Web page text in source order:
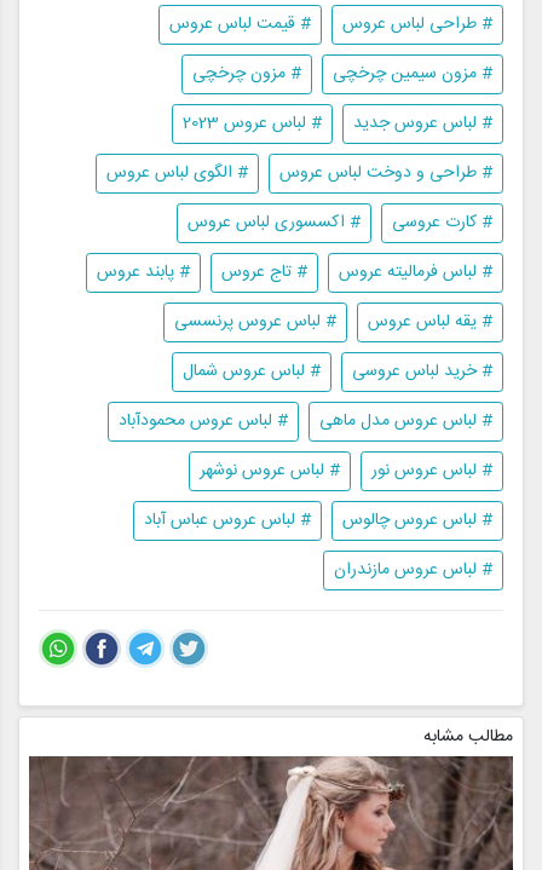
# طراحی لباس عروس
# قیمت لباس عروس
# مزون سیمین چرخچی
# مزون چرخچی
# لباس عروس جدید
# لباس عروس 2023
# طراحی و دوخت لباس عروس
# الگوی لباس عروس
# کارت عروسی
# اکسسوری لباس عروس
# لباس فرمالیته عروس
# تاج عروس
# پابند عروس
# یقه لباس عروس
# لباس عروس پرنسسی
# خرید لباس عروسی
# لباس عروس شمال
# لباس عروس مدل ماهی
# لباس عروس محمودآباد
# لباس عروس نور
# لباس عروس نوشهر
# لباس عروس چالوس
# لباس عروس عباس آباد
# لباس عروس مازندران
مطالب مشابه